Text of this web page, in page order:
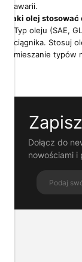
awarii.
Jaki olej
Typ oleju (SAE,
ciągnika. Stosuj
mieszanie typów
Dołącz do
nowościami i
Pliki
cookies
pokrewne
im
działanie
pomagają
dostosować
ofertę